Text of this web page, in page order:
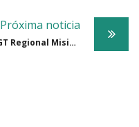
Próxima noticia
CGT Regional Misiones: contundente respuesta ante anuncios del gobierno nacional